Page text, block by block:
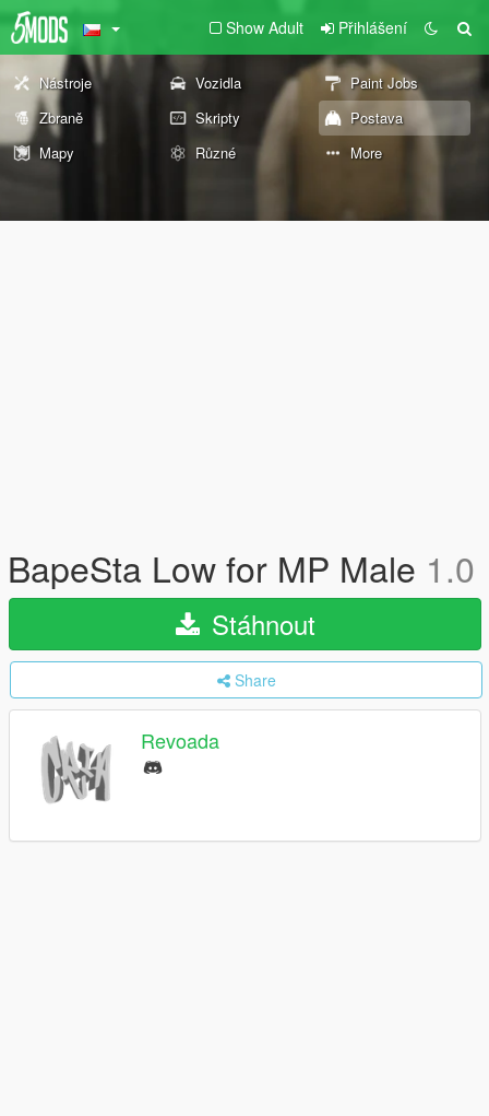
Show Adult Přihlášení
Nástroje Vozidla
Paint Jobs
Zbraně
Skripty
Postava
Mapy
Různé More
BapeSta Low for MP Male 1.0
Stáhnout
Share
Revoada